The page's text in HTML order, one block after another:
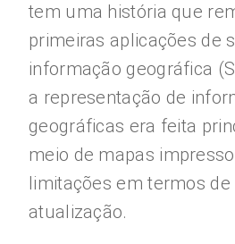
tem uma história que
primeiras aplicações de
informação geográfica
a representação de
geográficas era feita
meio de mapas
limitações em termos de
atualização.